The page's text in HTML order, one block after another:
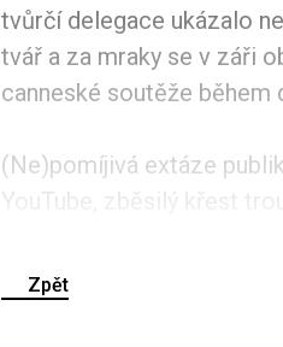
tvůrčí delegace ukázalo
tvář a za mraky se v záři
canneské soutěže
(Ne)pomíjivá extáze
YouTube, zběsilý křest
Zpět